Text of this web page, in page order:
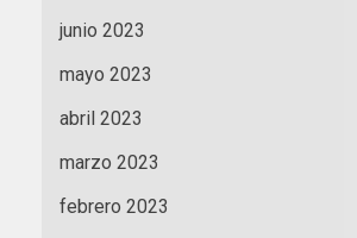
junio 2023
mayo 2023
abril 2023
marzo 2023
febrero 2023